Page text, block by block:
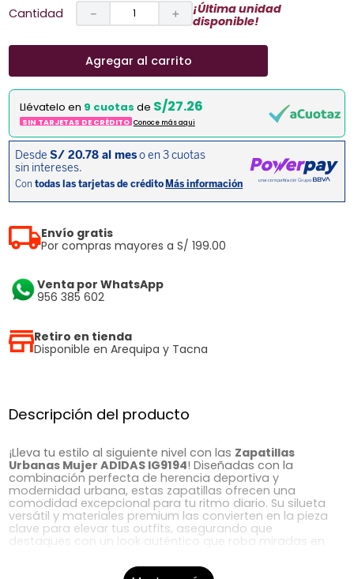
Cantidad ＋
－
¡Última unidad
disponible!
Agregar al carrito
Llévatelo en 9 cuotas de S/27.26
SIN TARJETAS DE CRÉDITO Conoce más aqui
Envío gratis
Por compras mayores a S/ 199.00
Venta por WhatsApp
956 385 602
Retiro en tienda
Disponible en Arequipa y Tacna
Descripción del producto
¡Lleva tu estilo al siguiente nivel con las Zapatillas
Urbanas Mujer ADIDAS IG9194! Diseñadas con la
combinación perfecta de herencia deportiva y
modernidad urbana, estas zapatillas ofrecen una
comodidad excepcional para tu ritmo diario. Su silueta
versátil y materiales premium las convierten en la pieza
clave para elevar tus outfits, asegurando que
destaques con un look auténtico que roba miradas en